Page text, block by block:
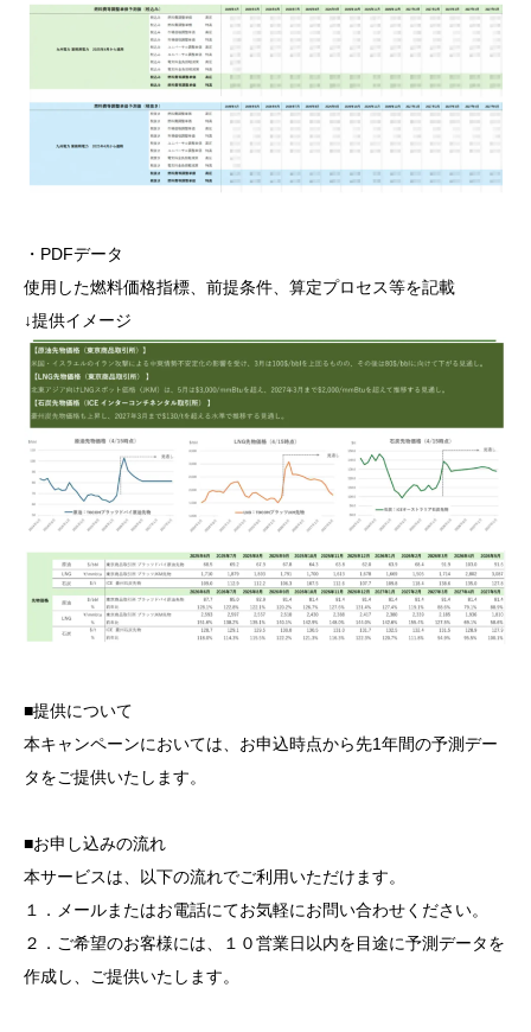
・PDFデータ
使用した燃料価格指標、前提条件、算定プロセス等を記載
↓提供イメージ
■提供について
本キャンペーンにおいては、お申込時点から先1年間の予測デー
タをご提供いたします。
■お申し込みの流れ
本サービスは、以下の流れでご利用いただけます。
１．メールまたはお電話にてお気軽にお問い合わせください。
２．ご希望のお客様には、１０営業日以内を目途に予測データを
作成し、ご提供いたします。